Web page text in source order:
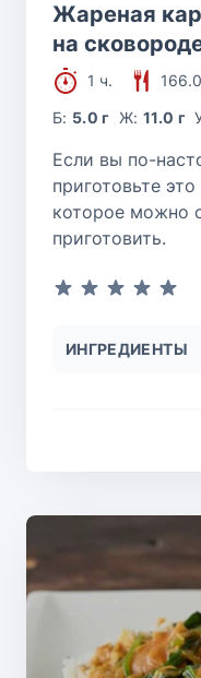
Жареная
на
1 ч.
Б: 5.0 г Ж: 11.0 г
Если вы по-
приготовьте
которое можно
приготовить.
ИНГРЕДИЕНТЫ